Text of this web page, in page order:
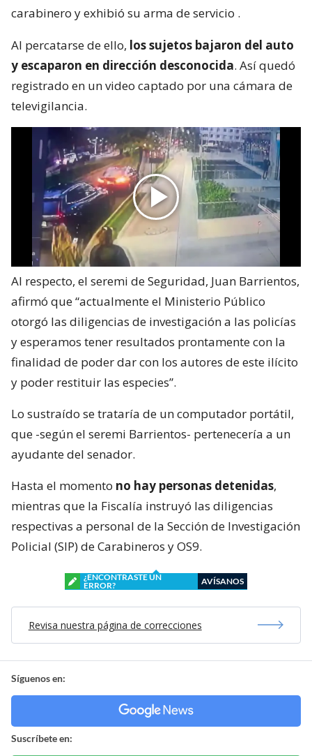
carabinero y exhibió su arma de servicio .
Al percatarse de ello, los sujetos bajaron del auto
y escaparon en dirección desconocida. Así quedó
registrado en un video captado por una cámara de
televigilancia.
Al respecto, el seremi de Seguridad, Juan Barrientos,
afirmó que “actualmente el Ministerio Público
otorgó las diligencias de investigación a las policías
y esperamos tener resultados prontamente con la
finalidad de poder dar con los autores de este ilícito
y poder restituir las especies”.
Lo sustraído se trataría de un computador portátil,
que -según el seremi Barrientos- pertenecería a un
ayudante del senador.
Hasta el momento no hay personas detenidas,
mientras que la Fiscalía instruyó las diligencias
respectivas a personal de la Sección de Investigación
Policial (SIP) de Carabineros y OS9.
¿ENCONTRASTE UN
ERROR?
AVÍSANOS
Revisa nuestra página de correcciones
Síguenos en:
Suscríbete en: